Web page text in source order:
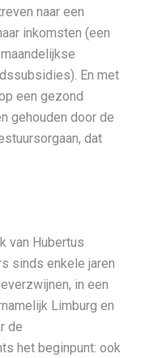
naar een
inkomsten (een
En met
een gezond
gehouden door de
dat
van Hubertus
sinds enkele jaren
in een
Limburg en
de
het beginpunt: ook